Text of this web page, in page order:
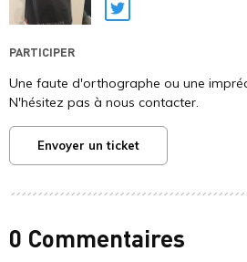
Twitter
PARTICIPER
Une faute d'orthographe ou une
N'hésitez pas à nous contacter.
Envoyer un ticket
0 Commentaires